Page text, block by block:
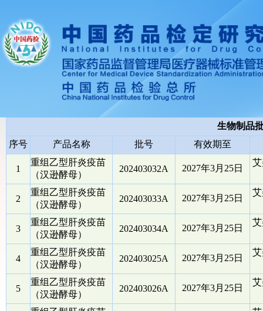
生物制品
序号
产品名称 批号 有效期至
1
重组乙型肝炎疫苗
（汉逊酵母）
202403032A 2027年3月25日
2
重组乙型肝炎疫苗
（汉逊酵母）
202403033A 2027年3月25日
3
重组乙型肝炎疫苗
（汉逊酵母）
202403034A 2027年3月25日
4
重组乙型肝炎疫苗
（汉逊酵母）
202403025A 2027年3月25日
5
重组乙型肝炎疫苗
（汉逊酵母）
202403026A 2027年3月25日